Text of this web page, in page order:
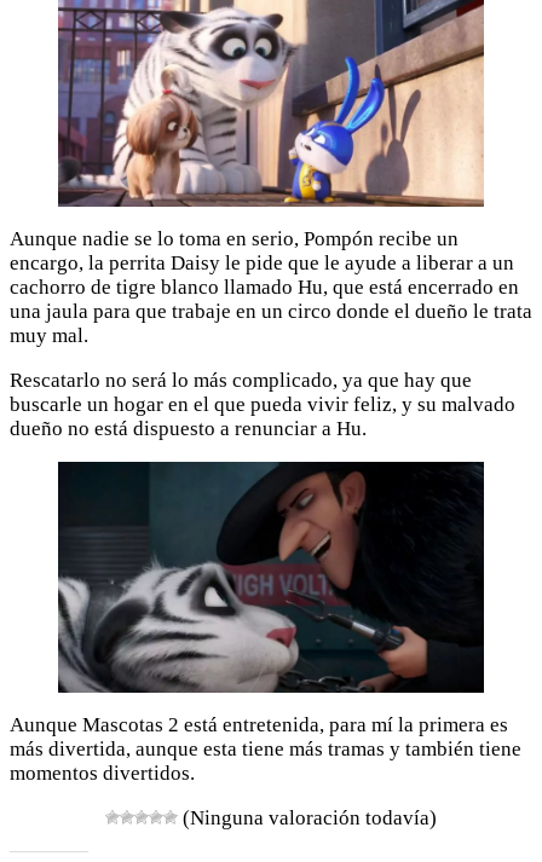
Aunque nadie se lo toma en serio, Pompón recibe un
encargo, la perrita Daisy le pide que le ayude a liberar a un
cachorro de tigre blanco llamado Hu, que está encerrado en
una jaula para que trabaje en un circo donde el dueño le trata
muy mal.
Rescatarlo no será lo más complicado, ya que hay que
buscarle un hogar en el que pueda vivir feliz, y su malvado
dueño no está dispuesto a renunciar a Hu.
Aunque Mascotas 2 está entretenida, para mí la primera es
más divertida, aunque esta tiene más tramas y también tiene
momentos divertidos.
(Ninguna valoración todavía)